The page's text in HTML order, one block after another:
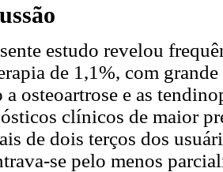
estudo revelou
de 1,1%, com
a osteoartrose e as
clínicos de maior
de dois terços dos
se pelo menos